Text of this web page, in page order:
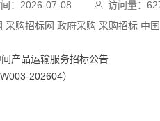
：2026-07-08 访问量：
采购招标网 政府采购 采购招标 中
产品运输服务招标公告
202604）